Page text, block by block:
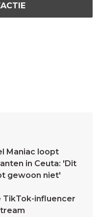
Maniac loopt
in Ceuta: 'Dit
gewoon niet'
TikTok-influencer